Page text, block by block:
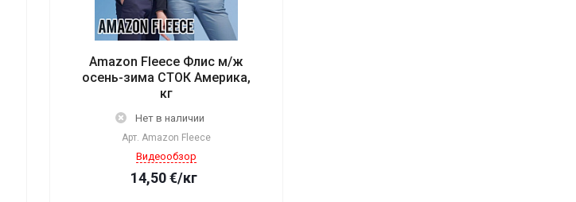
Amazon Fleece Флис м/ж
осень-зима СТОК Америка,
кг
Нет в наличии
Арт. Amazon Fleece
Видеообзор
14,50€/кг